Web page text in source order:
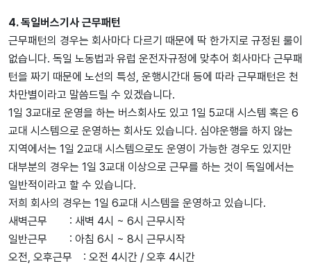
4. 독일버스기사 근무패턴
근무패턴의 경우는 회사마다 다르기 때문에 딱 한가지로 규정된 룰이
없습니다. 독일 노동법과 유럽 운전자규정에 맞추어 회사마다 근무패
턴을 짜기 때문에 노선의 특성, 운행시간대 등에 따라 근무패턴은 천
차만별이라고 말씀드릴 수 있겠습니다.
1일 3교대로 운영을 하는 버스회사도 있고 1일 5교대 시스템 혹은 6
교대 시스템으로 운영하는 회사도 있습니다. 심야운행을 하지 않는
지역에서는 1일 2교대 시스템으로도 운영이 가능한 경우도 있지만
대부분의 경우는 1일 3교대 이상으로 근무를 하는 것이 독일에서는
일반적이라고 할 수 있습니다.
저희 회사의 경우는 1일 6교대 시스템을 운영하고 있습니다.
새벽근무 : 새벽 4시 ~ 6시 근무시작
일반근무 : 아침 6시 ~ 8시 근무시작
오전, 오후근무 : 오전 4시간 / 오후 4시간